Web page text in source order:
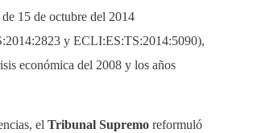
15 de octubre del 2014
y ECLI:ES:TS:2014:5090),
económica del 2008 y los años
el Tribunal Supremo reformuló